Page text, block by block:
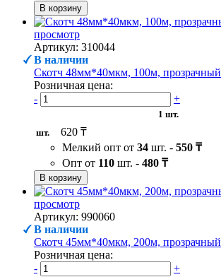
В корзину
просмотр
Артикул: 310044
В наличии
Скотч 48мм*40мкм, 100м, прозрачный
Розничная цена:
-
+
1 шт.
шт.
620 ₸
Мелкий опт от 34 шт. - 550 ₸
Опт от 110 шт. - 480 ₸
В корзину
просмотр
Артикул: 990060
В наличии
Скотч 45мм*40мкм, 200м, прозрачный
Розничная цена:
-
+